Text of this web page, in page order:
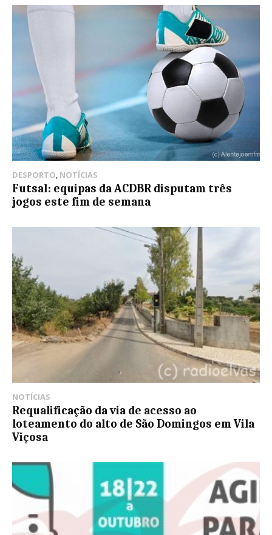
DESPORTO, NOTÍCIAS
Futsal: equipas da ACDBR disputam três
jogos este fim de semana
NOTÍCIAS
Requalificação da via de acesso ao
loteamento do alto de São Domingos em Vila
Viçosa